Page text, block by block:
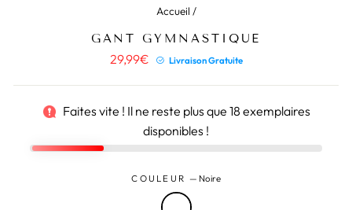
Accueil /
GANT GYMNASTIQUE
29,99€ PrixLivraison Gratuite
Faites vite ! Il ne reste plus que 18 exemplaires
disponibles !
COULEUR — Noire